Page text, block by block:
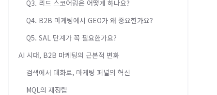
Q3. 리드 스코어링은 어떻게 하나요?
Q4. B2B 마케팅에서 GEO가 왜 중요한가요?
Q5. SAL 단계가 꼭 필요한가요?
AI 시대, B2B 마케팅의 근본적 변화
검색에서 대화로, 마케팅 퍼널의 혁신
MQL의 재정립